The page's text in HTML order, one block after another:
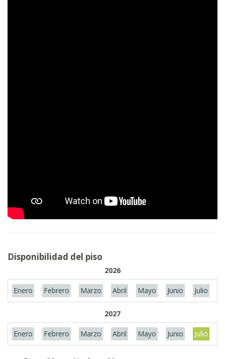
Disponibilidad del piso
2026
Enero Febrero Marzo Abril Mayo Junio Julio
2027
Enero Febrero Marzo Abril Mayo Junio Julio